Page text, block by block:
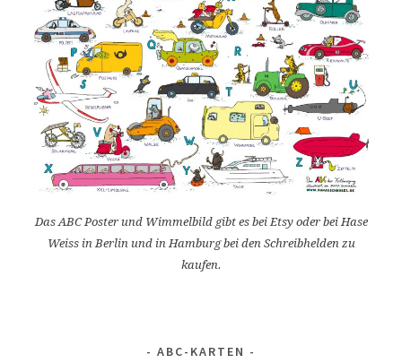
Das ABC Poster und Wimmelbild gibt es bei Etsy oder bei Hase
Weiss in Berlin und in Hamburg bei den Schreibhelden zu
kaufen.
ABC-KARTEN